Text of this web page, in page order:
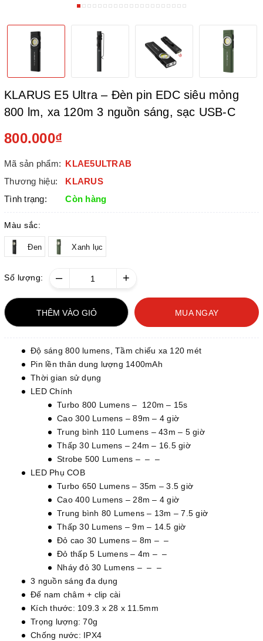
KLARUS E5 Ultra – Đèn pin EDC siêu mỏng
800 lm, xa 120m 3 nguồn sáng, sạc USB-C
800.000₫
Mã sản phẩm: KLAE5ULTRAB
Thương hiệu:
KLARUS
Tình trạng:
Còn hàng
Màu sắc:
Đen Xanh lục
Số lượng: – +
THÊM VÀO GIỎ MUA NGAY
Độ sáng 800 lumens, Tầm chiếu xa 120 mét
Pin lền thân dung lượng 1400mAh
Thời gian sử dụng
LED Chính
Turbo 800 Lumens – 120m – 15s
Cao 300 Lumens – 89m – 4 giờ
Trung bình 110 Lumens – 43m – 5 giờ
Thấp 30 Lumens – 24m – 16.5 giờ
Strobe 500 Lumens – – –
LED Phụ COB
Turbo 650 Lumens – 35m – 3.5 giờ
Cao 400 Lumens – 28m – 4 giờ
Trung bình 80 Lumens – 13m – 7.5 giờ
Thấp 30 Lumens – 9m – 14.5 giờ
Đỏ cao 30 Lumens – 8m – –
Đỏ thấp 5 Lumens – 4m – –
Nháy đỏ 30 Lumens – – –
3 nguồn sáng đa dụng
Đế nam châm + clip cài
Kích thước: 109.3 x 28 x 11.5mm
Trọng lượng: 70g
Chống nước: IPX4